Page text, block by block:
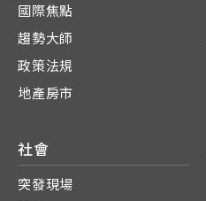
國際焦點
趨勢大師
政策法規
地產房市
社會
突發現場